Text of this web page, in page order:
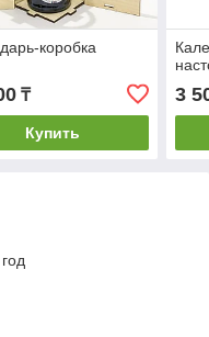
коробка
₸
Купить
3